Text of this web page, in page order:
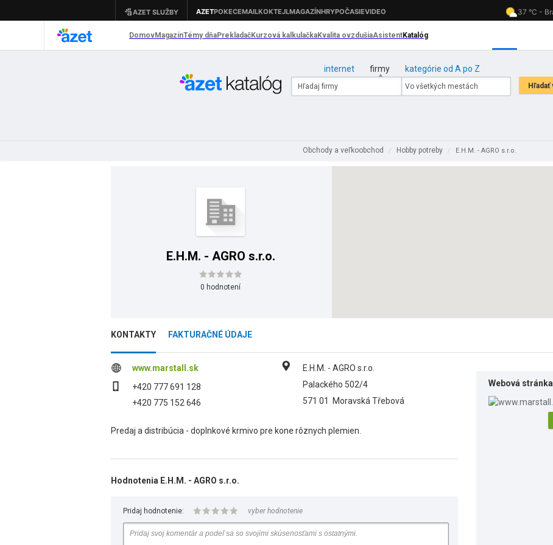
internet firmy kategórie od A po Z
Obchody a veľkoobchod / Hobby potreby / E.H.M. - AGRO s.r.o.
E.H.M. - AGRO s.r.o.
0 hodnotení
KONTAKTY FAKTURAČNÉ ÚDAJE
www.marstall.sk
+420 777 691 128
+420 775 152 646
E.H.M. - AGRO s.r.o.
Palackého 502/4
571 01
Moravská Třebová
Predaj a distribúcia - doplnkové krmivo pre kone rôznych plemien.
Hodnotenia E.H.M. - AGRO s.r.o.
Pridaj hodnotenie: vyber hodnotenie
Webová stránka